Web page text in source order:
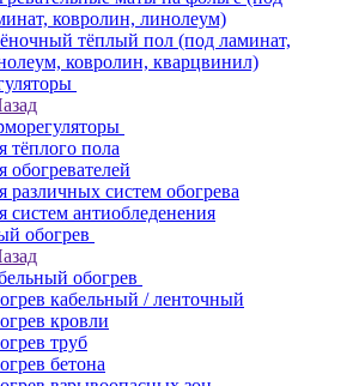
ковролин, линолеум)
тёплый пол (под ламинат,
ковролин, кварцвинил)
тёплого пола
обогревателей
различных систем обогрева
систем антиобледенения
обогрев
обогрев
кабельный / ленточный
кровли
труб
бетона